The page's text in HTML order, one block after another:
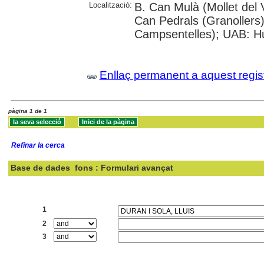
Localització: B. Can Mulà (Mollet del
Can Pedrals
Campsentelles); UAB:
Enllaç permanent a aquest
pàgina 1 de 1
Refinar la cerca
Base de dades fons : Formulari avançat
1
2
3